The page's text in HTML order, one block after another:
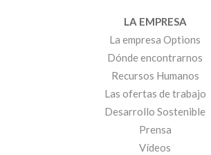
LA EMPRESA
La empresa Options
Dónde encontrarnos
Recursos Humanos
Las ofertas de trabajo
Desarrollo Sostenible
Prensa
Vídeos